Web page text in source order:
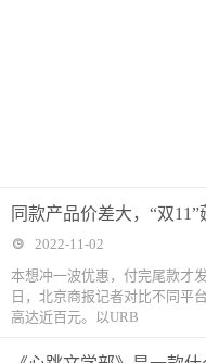
同款产品价差大，“双
2022-11-02
本想冲一波优惠，付完尾款才
日，北京商报记者对比不同平
高达近百元。以URB